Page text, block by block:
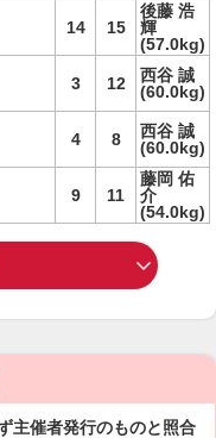
14 15
後藤 浩
輝
(57.0kg)
3 12
西谷 誠
(60.0kg)
4 8
西谷 誠
(60.0kg)
9 11
藤岡 佑
介
(54.0kg)
主催者発行のものと照合